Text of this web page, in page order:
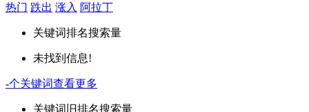
热门 跌出 涨入 阿拉丁
关键词排名搜索量
未找到信息!
-个关键词查看更多
关键词 旧排名搜索量